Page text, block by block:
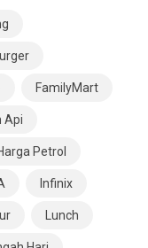
FamilyMart
Api
Petrol
Infinix
Lunch